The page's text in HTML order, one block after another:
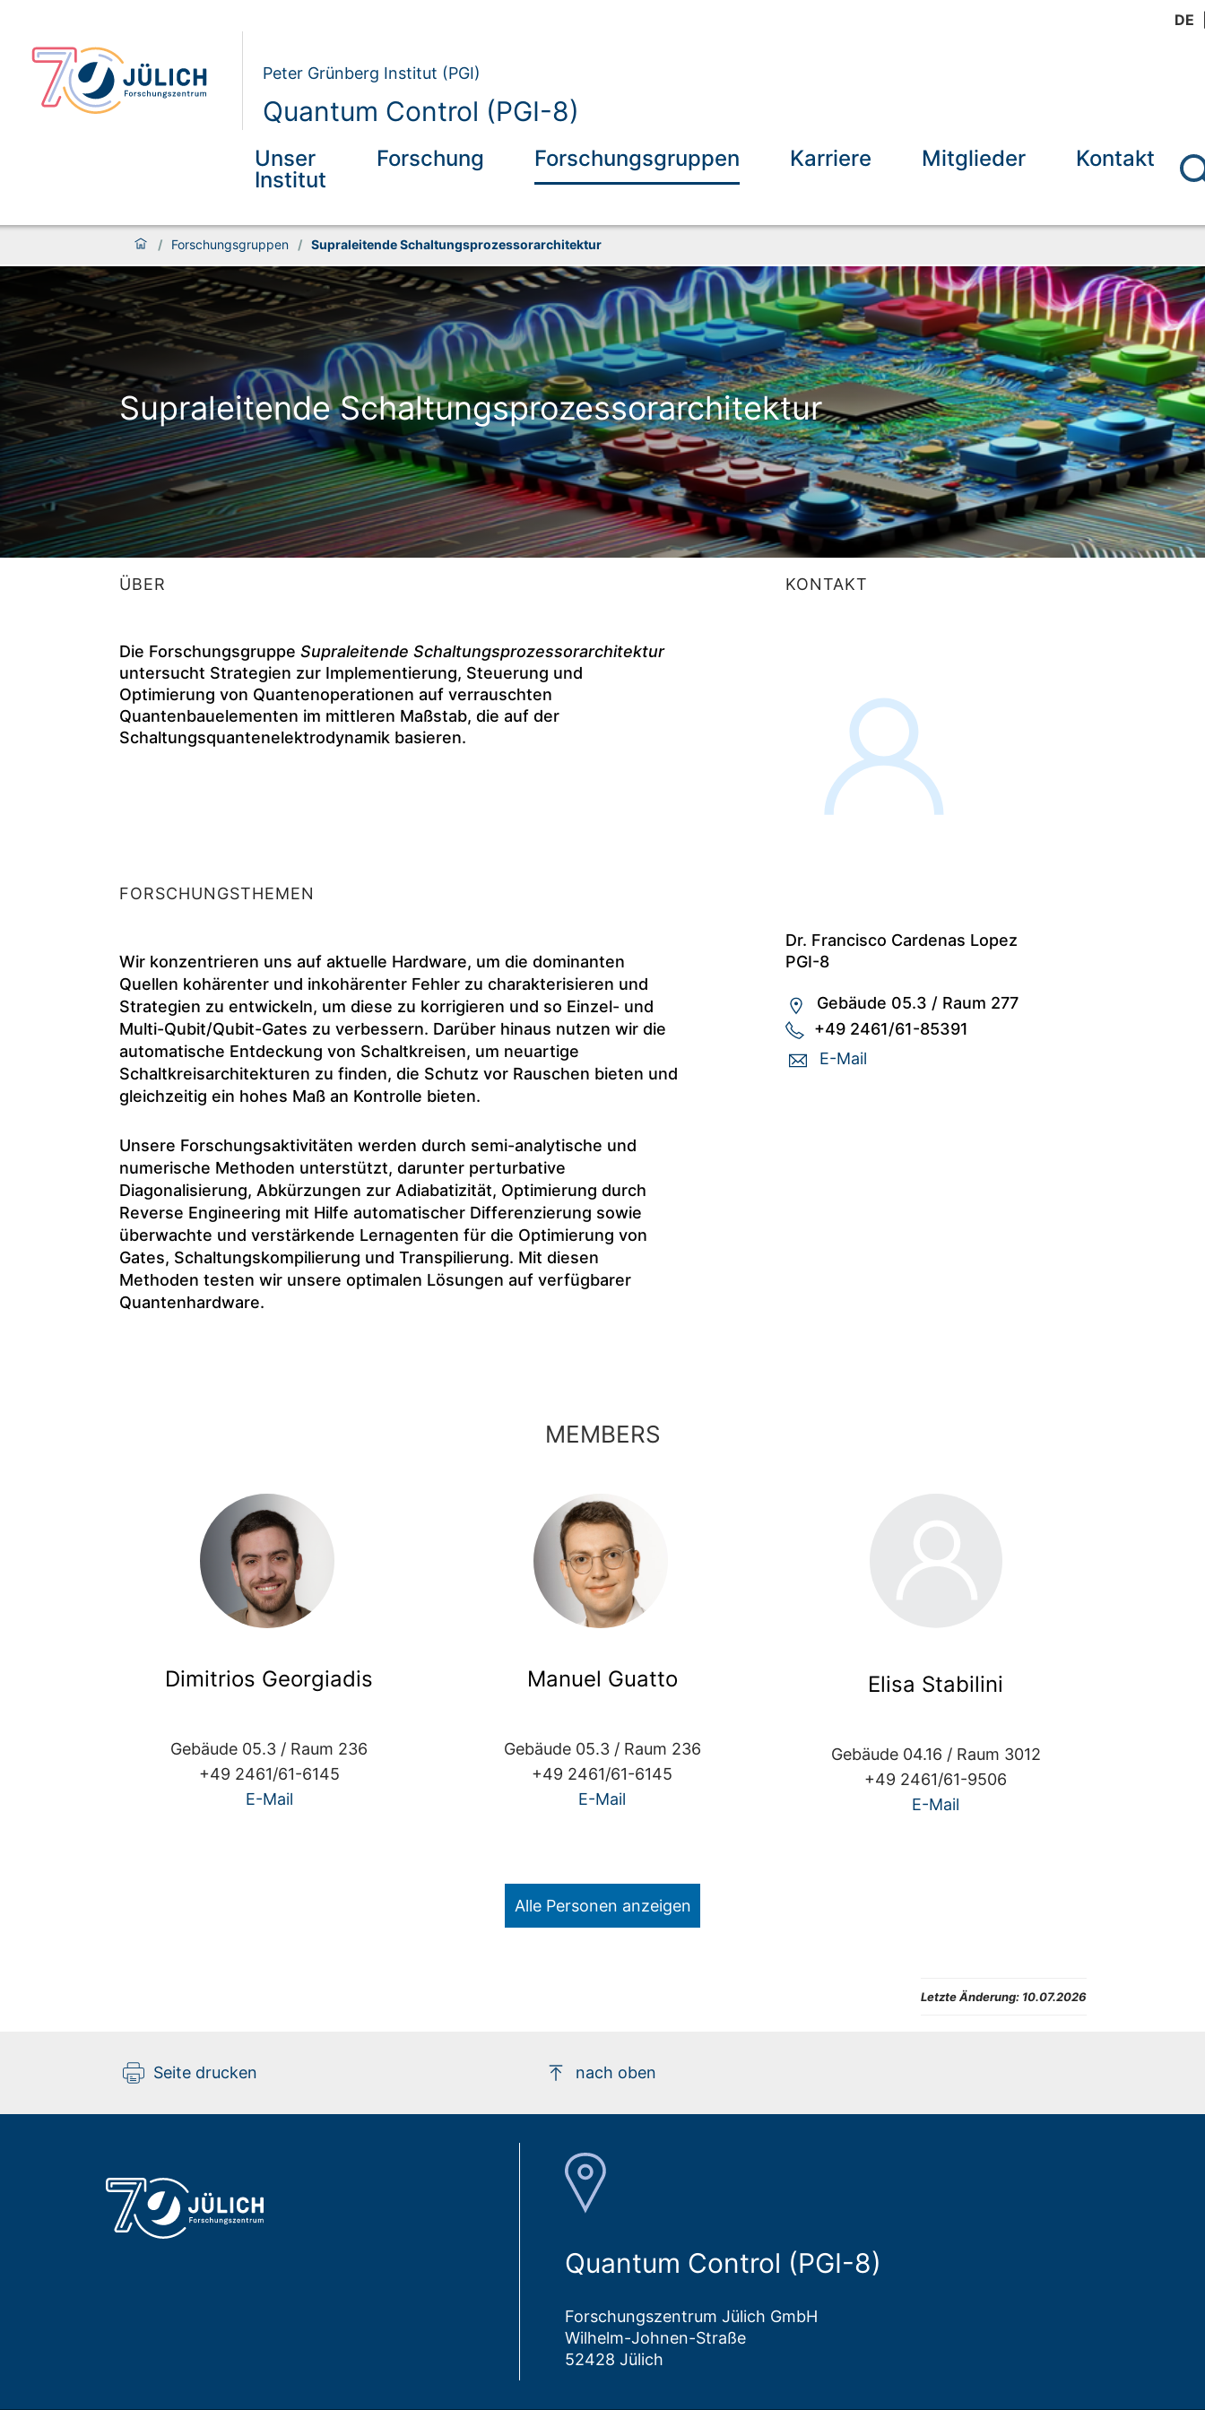
DE
Peter Grünberg Institut (PGI)
Quantum Control (PGI-8)
Unser
Institut
Forschung Forschungsgruppen Karriere Mitglieder Kontakt
/ Forschungsgruppen / Supraleitende Schaltungsprozessorarchitektur
Supraleitende Schaltungsprozessorarchitektur
ÜBER
Die Forschungsgruppe Supraleitende Schaltungsprozessorarchitektur
untersucht Strategien zur Implementierung, Steuerung und
Optimierung von Quantenoperationen auf verrauschten
Quantenbauelementen im mittleren Maßstab, die auf der
Schaltungsquantenelektrodynamik basieren.
FORSCHUNGSTHEMEN
Wir konzentrieren uns auf aktuelle Hardware, um die dominanten
Quellen kohärenter und inkohärenter Fehler zu charakterisieren und
Strategien zu entwickeln, um diese zu korrigieren und so Einzel- und
Multi-Qubit/Qubit-Gates zu verbessern. Darüber hinaus nutzen wir die
automatische Entdeckung von Schaltkreisen, um neuartige
Schaltkreisarchitekturen zu finden, die Schutz vor Rauschen bieten und
gleichzeitig ein hohes Maß an Kontrolle bieten.
Unsere Forschungsaktivitäten werden durch semi-analytische und
numerische Methoden unterstützt, darunter perturbative
Diagonalisierung, Abkürzungen zur Adiabatizität, Optimierung durch
Reverse Engineering mit Hilfe automatischer Differenzierung sowie
überwachte und verstärkende Lernagenten für die Optimierung von
Gates, Schaltungskompilierung und Transpilierung. Mit diesen
Methoden testen wir unsere optimalen Lösungen auf verfügbarer
Quantenhardware.
KONTAKT
Dr. Francisco Cardenas Lopez
PGI-8
Gebäude 05.3 / Raum 277
+49 2461/61-85391
E-Mail
MEMBERS
Dimitrios Georgiadis
Gebäude 05.3 / Raum 236
+49 2461/61-6145
E-Mail
Manuel Guatto
Gebäude 05.3 / Raum 236
+49 2461/61-6145
E-Mail
Elisa Stabilini
Gebäude 04.16 / Raum 3012
+49 2461/61-9506
E-Mail
Gebäude 05.3 / Raum 236
Alle Personen anzeigen
Letzte Änderung: 10.07.2026
Seite drucken nach oben
Quantum Control (PGI-8)
Forschungszentrum Jülich GmbH
Wilhelm-Johnen-Straße
52428 Jülich